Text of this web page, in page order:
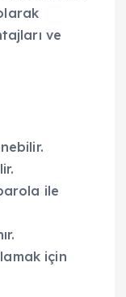
ve
ile
için